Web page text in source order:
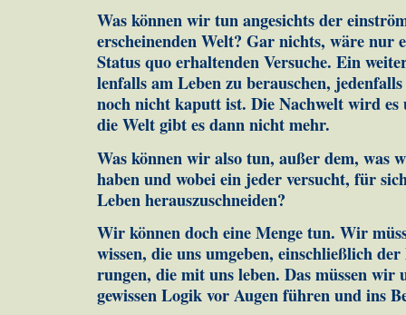
Was können wir tun angesichts der
erscheinenden Welt? Gar nichts, wäre nur
Status quo erhal­ten­den Ver­suche. Ein
len­falls am Leben zu be­rau­schen,
noch nicht kaputt ist. Die Nachwelt wird
die Welt gibt es dann nicht mehr.
Was können wir also tun, außer dem, was
haben und wo­bei ein jeder ver­sucht, für
Leben her­aus­zu­schnei­den?
Wir können doch eine Menge tun. Wir
wissen, die uns um­ge­ben, einschließlich
run­gen, die mit uns leben. Das müssen wir
gewissen Logik vor Augen führen und ins